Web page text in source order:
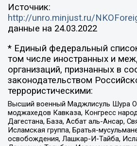
Источник:
http://unro.minjust.ru/
данные на 24.03.2022
* Единый федеральный
том числе иностранных и
организаций, признанных в
законодательством
террористическими:
Высший военный Маджлисуль Шура
моджахедов Кавказа, Конгресс
Дагестана, База, Асбат аль-Ансар,
Исламская группа, Братья-
освобождения, Лашкар-И-Тайба,